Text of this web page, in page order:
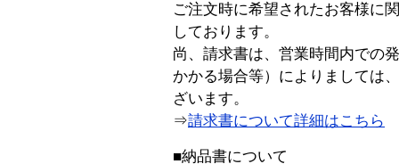
ご注文時に希望されたお客様に
しております。
尚、請求書は、営業時間内での
かかる場合等）によりましては
ざいます。
⇒請求書について詳細はこちら
■納品書について